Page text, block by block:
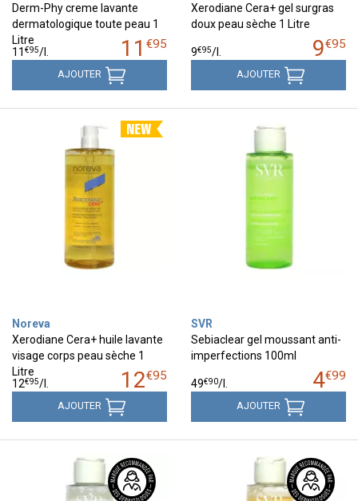
Derm-Phy creme lavante
dermatologique toute peau 1
Litre
11 €95
11 €95/l.
AJOUTER
Xerodiane Cera+ gel surgras
doux peau sèche 1 Litre
9€95
9€95/l.
AJOUTER
Noreva
Xerodiane Cera+ huile lavante
visage corps peau sèche 1
Litre
12€95
12€95/l.
AJOUTER
SVR
Sebiaclear gel moussant anti-
imperfections 100ml
4€99
49€90/l.
AJOUTER